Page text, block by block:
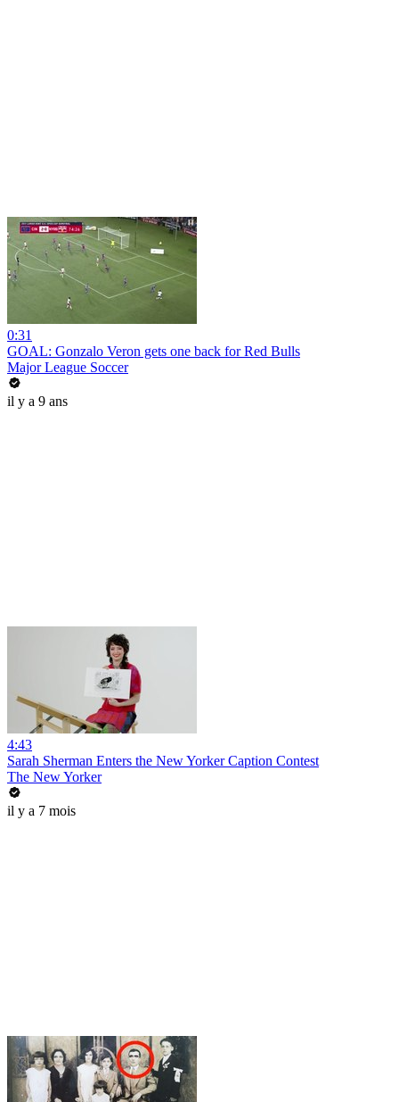
0:31
GOAL: Gonzalo Veron gets one back for Red Bulls
Major League Soccer
il y a 9 ans
4:43
Sarah Sherman Enters the New Yorker Caption Contest
The New Yorker
il y a 7 mois